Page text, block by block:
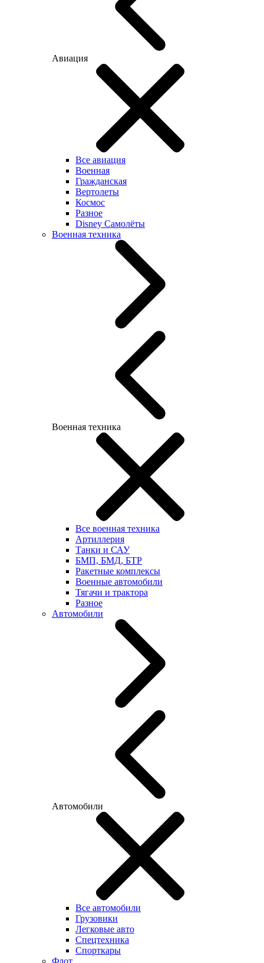
Авиация
Все авиация
Военная
Гражданская
Вертолеты
Космос
Разное
Disney Самолёты
Военная техника
Военная техника
Все военная техника
Артиллерия
Танки и САУ
БМП, БМД, БТР
Ракетные комплексы
Военные автомобили
Тягачи и трактора
Разное
Автомобили
Автомобили
Все автомобили
Грузовики
Легковые авто
Спецтехника
Спорткары
Флот